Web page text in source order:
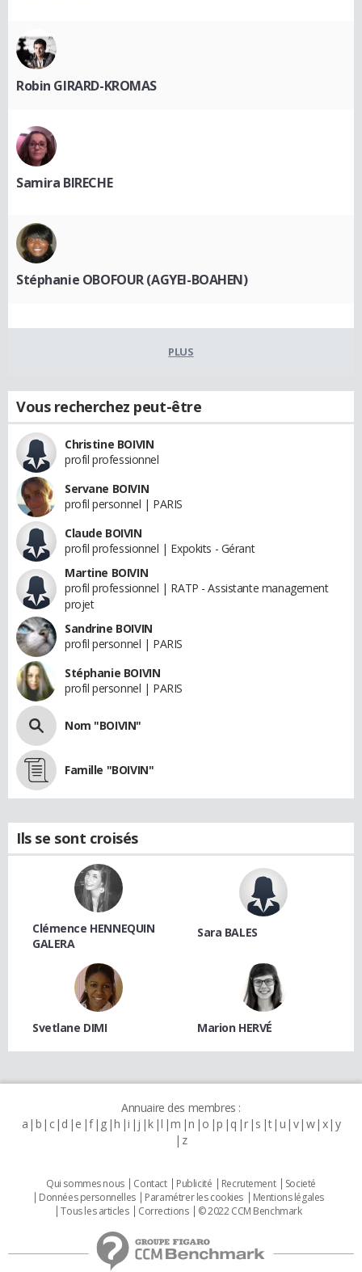
Robin GIRARD-KROMAS
Samira BIRECHE
Stéphanie OBOFOUR (AGYEI-BOAHEN)
PLUS
Vous recherchez peut-être
Christine BOIVIN
profil professionnel
Servane BOIVIN
profil personnel | PARIS
Claude BOIVIN
profil professionnel | Expokits - Gérant
Martine BOIVIN
profil professionnel | RATP - Assistante management
projet
Sandrine BOIVIN
profil personnel | PARIS
Stéphanie BOIVIN
profil personnel | PARIS
Nom "BOIVIN"
Famille "BOIVIN"
Ils se sont croisés
Clémence HENNEQUIN
GALERA
Sara BALES
Svetlane DIMI Marion HERVÉ
Annuaire des membres :
a b c d e f g h i j k l m n o p q r s t u v w x y
z
Qui sommes nous Contact Publicité Recrutement
Societé
Données personnelles
Paramétrer les cookies
Mentions légales
Tous les articles
Corrections © 2022 CCM Benchmark